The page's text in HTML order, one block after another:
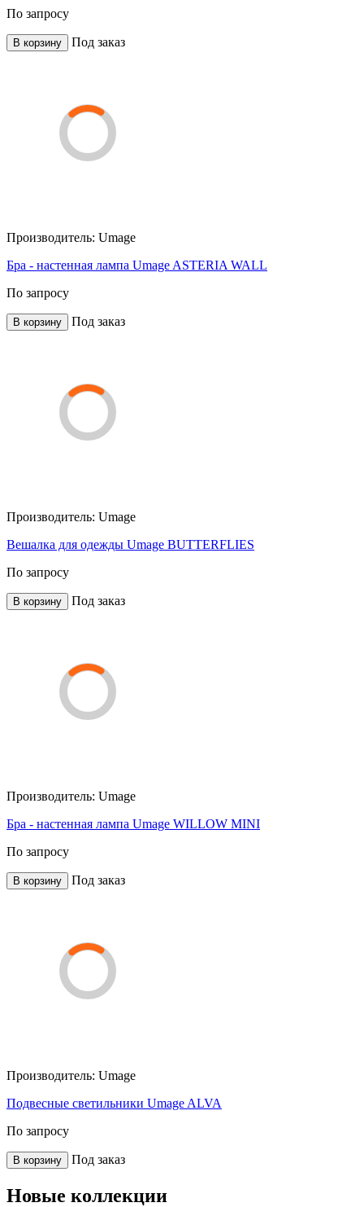
По запросу
В корзину Под заказ
Производитель: Umage
Бра - настенная лампа Umage ASTERIA WALL
По запросу
В корзину Под заказ
Производитель: Umage
Вешалка для одежды Umage BUTTERFLIES
По запросу
В корзину Под заказ
Производитель: Umage
Бра - настенная лампа Umage WILLOW MINI
По запросу
В корзину Под заказ
Производитель: Umage
Подвесные светильники Umage ALVA
По запросу
В корзину Под заказ
Новые коллекции